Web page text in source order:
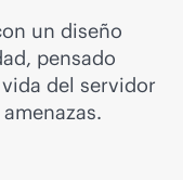
un diseño
pensado
del servidor